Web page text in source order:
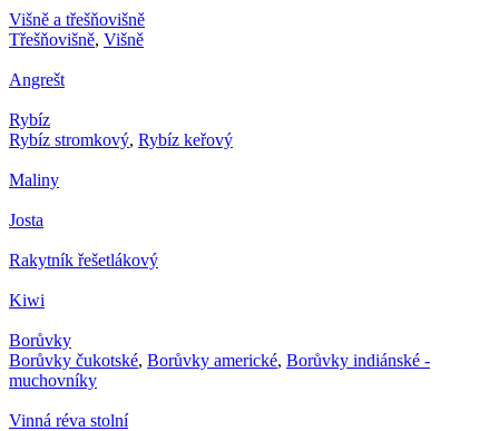
Višně a třešňovišně
Třešňovišně, Višně
Angrešt
Rybíz
Rybíz stromkový, Rybíz keřový
Maliny
Josta
Rakytník řešetlákový
Kiwi
Borůvky
Borůvky čukotské, Borůvky americké, Borůvky indiánské -
muchovníky
Vinná réva stolní